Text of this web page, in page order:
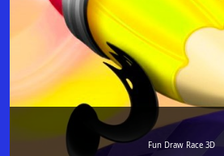
Fun Draw Race 3D